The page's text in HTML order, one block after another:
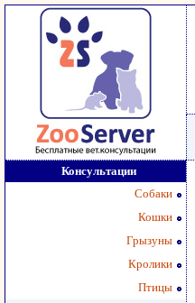
Консультации
Собаки
Кошки
Грызуны
Кролики
Птицы